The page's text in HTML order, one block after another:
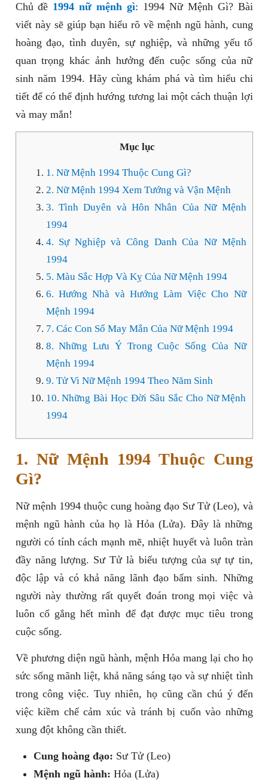
Chủ đề 1994 nữ mệnh gì: 1994 Nữ Mệnh Gì? Bài
viết này sẽ giúp bạn hiểu rõ về mệnh ngũ hành, cung
hoàng đạo, tình duyên, sự nghiệp, và những yếu tố
quan trọng khác ảnh hưởng đến cuộc sống của nữ
sinh năm 1994. Hãy cùng khám phá và tìm hiểu chi
tiết để có thể định hướng tương lai một cách thuận lợi
và may mắn!
Mục lục
1. Nữ Mệnh 1994 Thuộc Cung Gì?
2. Nữ Mệnh 1994 Xem Tướng và Vận Mệnh
3. Tình Duyên và Hôn Nhân Của Nữ Mệnh
1994
4. Sự Nghiệp và Công Danh Của Nữ Mệnh
1994
5. Màu Sắc Hợp Và Kỵ Của Nữ Mệnh 1994
6. Hướng Nhà và Hướng Làm Việc Cho Nữ
Mệnh 1994
7. Các Con Số May Mắn Của Nữ Mệnh 1994
8. Những Lưu Ý Trong Cuộc Sống Của Nữ
Mệnh 1994
9. Tử Vi Nữ Mệnh 1994 Theo Năm Sinh
10. Những Bài Học Đời Sâu Sắc Cho Nữ Mệnh
1994
1. Nữ Mệnh 1994 Thuộc Cung
Gì?
Nữ mệnh 1994 thuộc cung hoàng đạo Sư Tử (Leo), và
mệnh ngũ hành của họ là Hỏa (Lửa). Đây là những
người có tính cách mạnh mẽ, nhiệt huyết và luôn tràn
đầy năng lượng. Sư Tử là biểu tượng của sự tự tin,
độc lập và có khả năng lãnh đạo bẩm sinh. Những
người này thường rất quyết đoán trong mọi việc và
luôn cố gắng hết mình để đạt được mục tiêu trong
cuộc sống.
Về phương diện ngũ hành, mệnh Hỏa mang lại cho họ
sức sống mãnh liệt, khả năng sáng tạo và sự nhiệt tình
trong công việc. Tuy nhiên, họ cũng cần chú ý đến
việc kiềm chế cảm xúc và tránh bị cuốn vào những
xung đột không cần thiết.
Cung hoàng đạo: Sư Tử (Leo)
Mệnh ngũ hành: Hỏa (Lửa)